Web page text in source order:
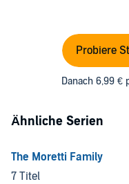
Probiere
Danach 6,99 €
Ähnliche Serien
The Moretti Family
7 Titel